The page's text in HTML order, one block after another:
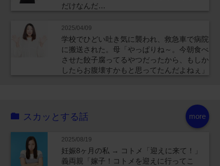
だけなんだ…
2025/04/09
学校でひどい吐き気に襲われ、救急車で病院
に搬送された。母「やっぱりね～。今朝食べ
させた餃子腐ってるやつだったから、もしか
したらお腹壊すかもと思ってたんだよねぇ」
more
スカッとする話
2025/08/19
妊娠8ヶ月の私 → コトメ「迎えに来て！」
義両親「嫁子！コトメを迎えに行ってこ